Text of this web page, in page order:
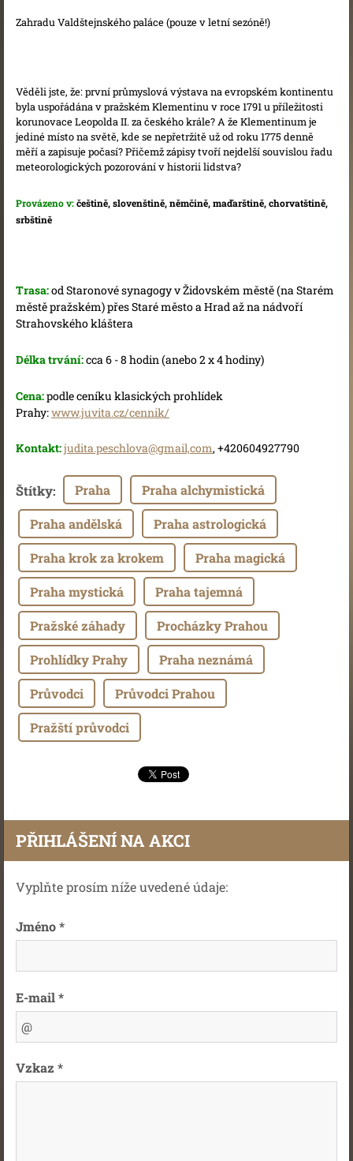
Zahradu Valdštejnského paláce (pouze v letní sezóně!)
Věděli jste, že: první průmyslová výstava na evropském kontinentu
byla uspořádána v pražském Klementinu v roce 1791 u příležitosti
korunovace Leopolda II. za českého krále? A že Klementinum je
jediné místo na světě, kde se nepřetržitě už od roku 1775 denně
měří a zapisuje počasí? Přičemž zápisy tvoří nejdelší souvislou řadu
meteorologických pozorování v historii lidstva?
Provázeno v:češtině, slovenštině, němčině, maďarštině, chorvatštině,
srbštině
Trasa:od Staronové synagogy v Židovském městě (na Starém
městě pražském) přes Staré město a Hrad až na nádvoří
Strahovského kláštera
Délka trvání:cca 6 - 8 hodin (anebo 2 x 4 hodiny)
Cena:podle ceníku klasických prohlídek
Prahy:www.juvita.cz/cennik/
Kontakt:judita.peschlova@gmail,com, +420604927790
Štítky: Praha Praha alchymistická
Praha andělská Praha astrologická
Praha krok za krokem Praha magická
Praha mystická Praha tajemná
Pražské záhady Procházky Prahou
Prohlídky Prahy Praha neznámá
Průvodci Průvodci Prahou
Pražští průvodci
PŘIHLÁŠENÍ NA AKCI
Vyplňte prosím níže uvedené údaje:
Jméno *
E-mail *
Vzkaz *